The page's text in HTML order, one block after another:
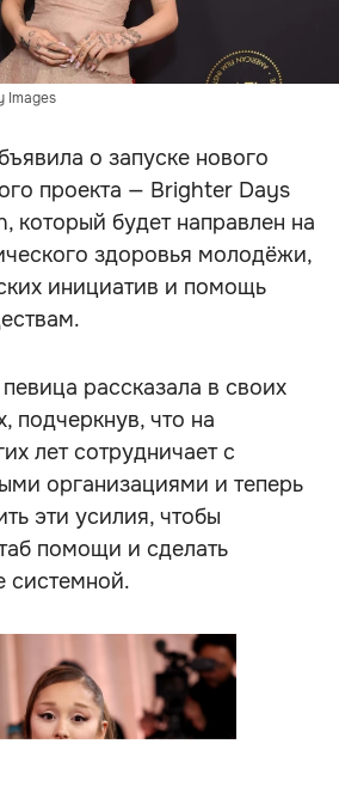
Images
о запуске нового
проекта — Brighter Days
который будет направлен на
здоровья молодёжи,
инициатив и помощь
рассказала в своих
подчеркнув, что на
лет сотрудничает с
организациями и теперь
эти усилия, чтобы
помощи и сделать
системной.